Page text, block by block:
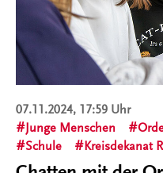
07.11.2024, 17:59 Uhr
Junge Menschen
Schule
Kreisdekanat